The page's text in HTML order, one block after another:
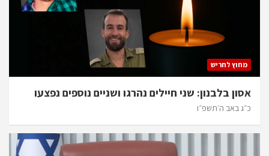
מחוץ לחריש
אסון בלבנון: שני חיילים נהרגו ושניים נוספים נפצעו
כ״ג באב ה׳תשפ״ו